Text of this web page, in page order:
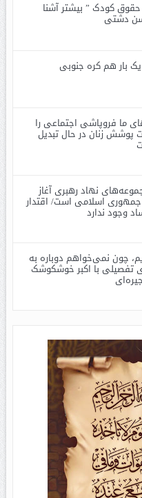
حقوق کودک ” بیشتر آشنا
دشتی
بار هم کره جنوبی
ما فروپاشی اجتماعی را
زنان در حال تبدیل
نهاد رهبری آغاز
اسلامی است/ اقتدار
وجود ندارد
چون نمی‌خواهم دوباره به
تفصیلی با اکبر خوشکوشک